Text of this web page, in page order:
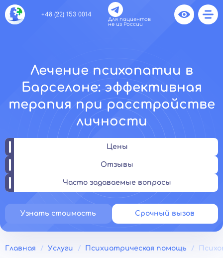
+48 (22) 153 0014
Для пациентов
не из России
Лечение психопатии в
Барселоне: эффективная
терапия при расстройстве
личности
Цены
Отзывы
Часто задаваемые вопросы
Узнать стоимость Срочный вызов
Главная Услуги Психиатрическая помощь